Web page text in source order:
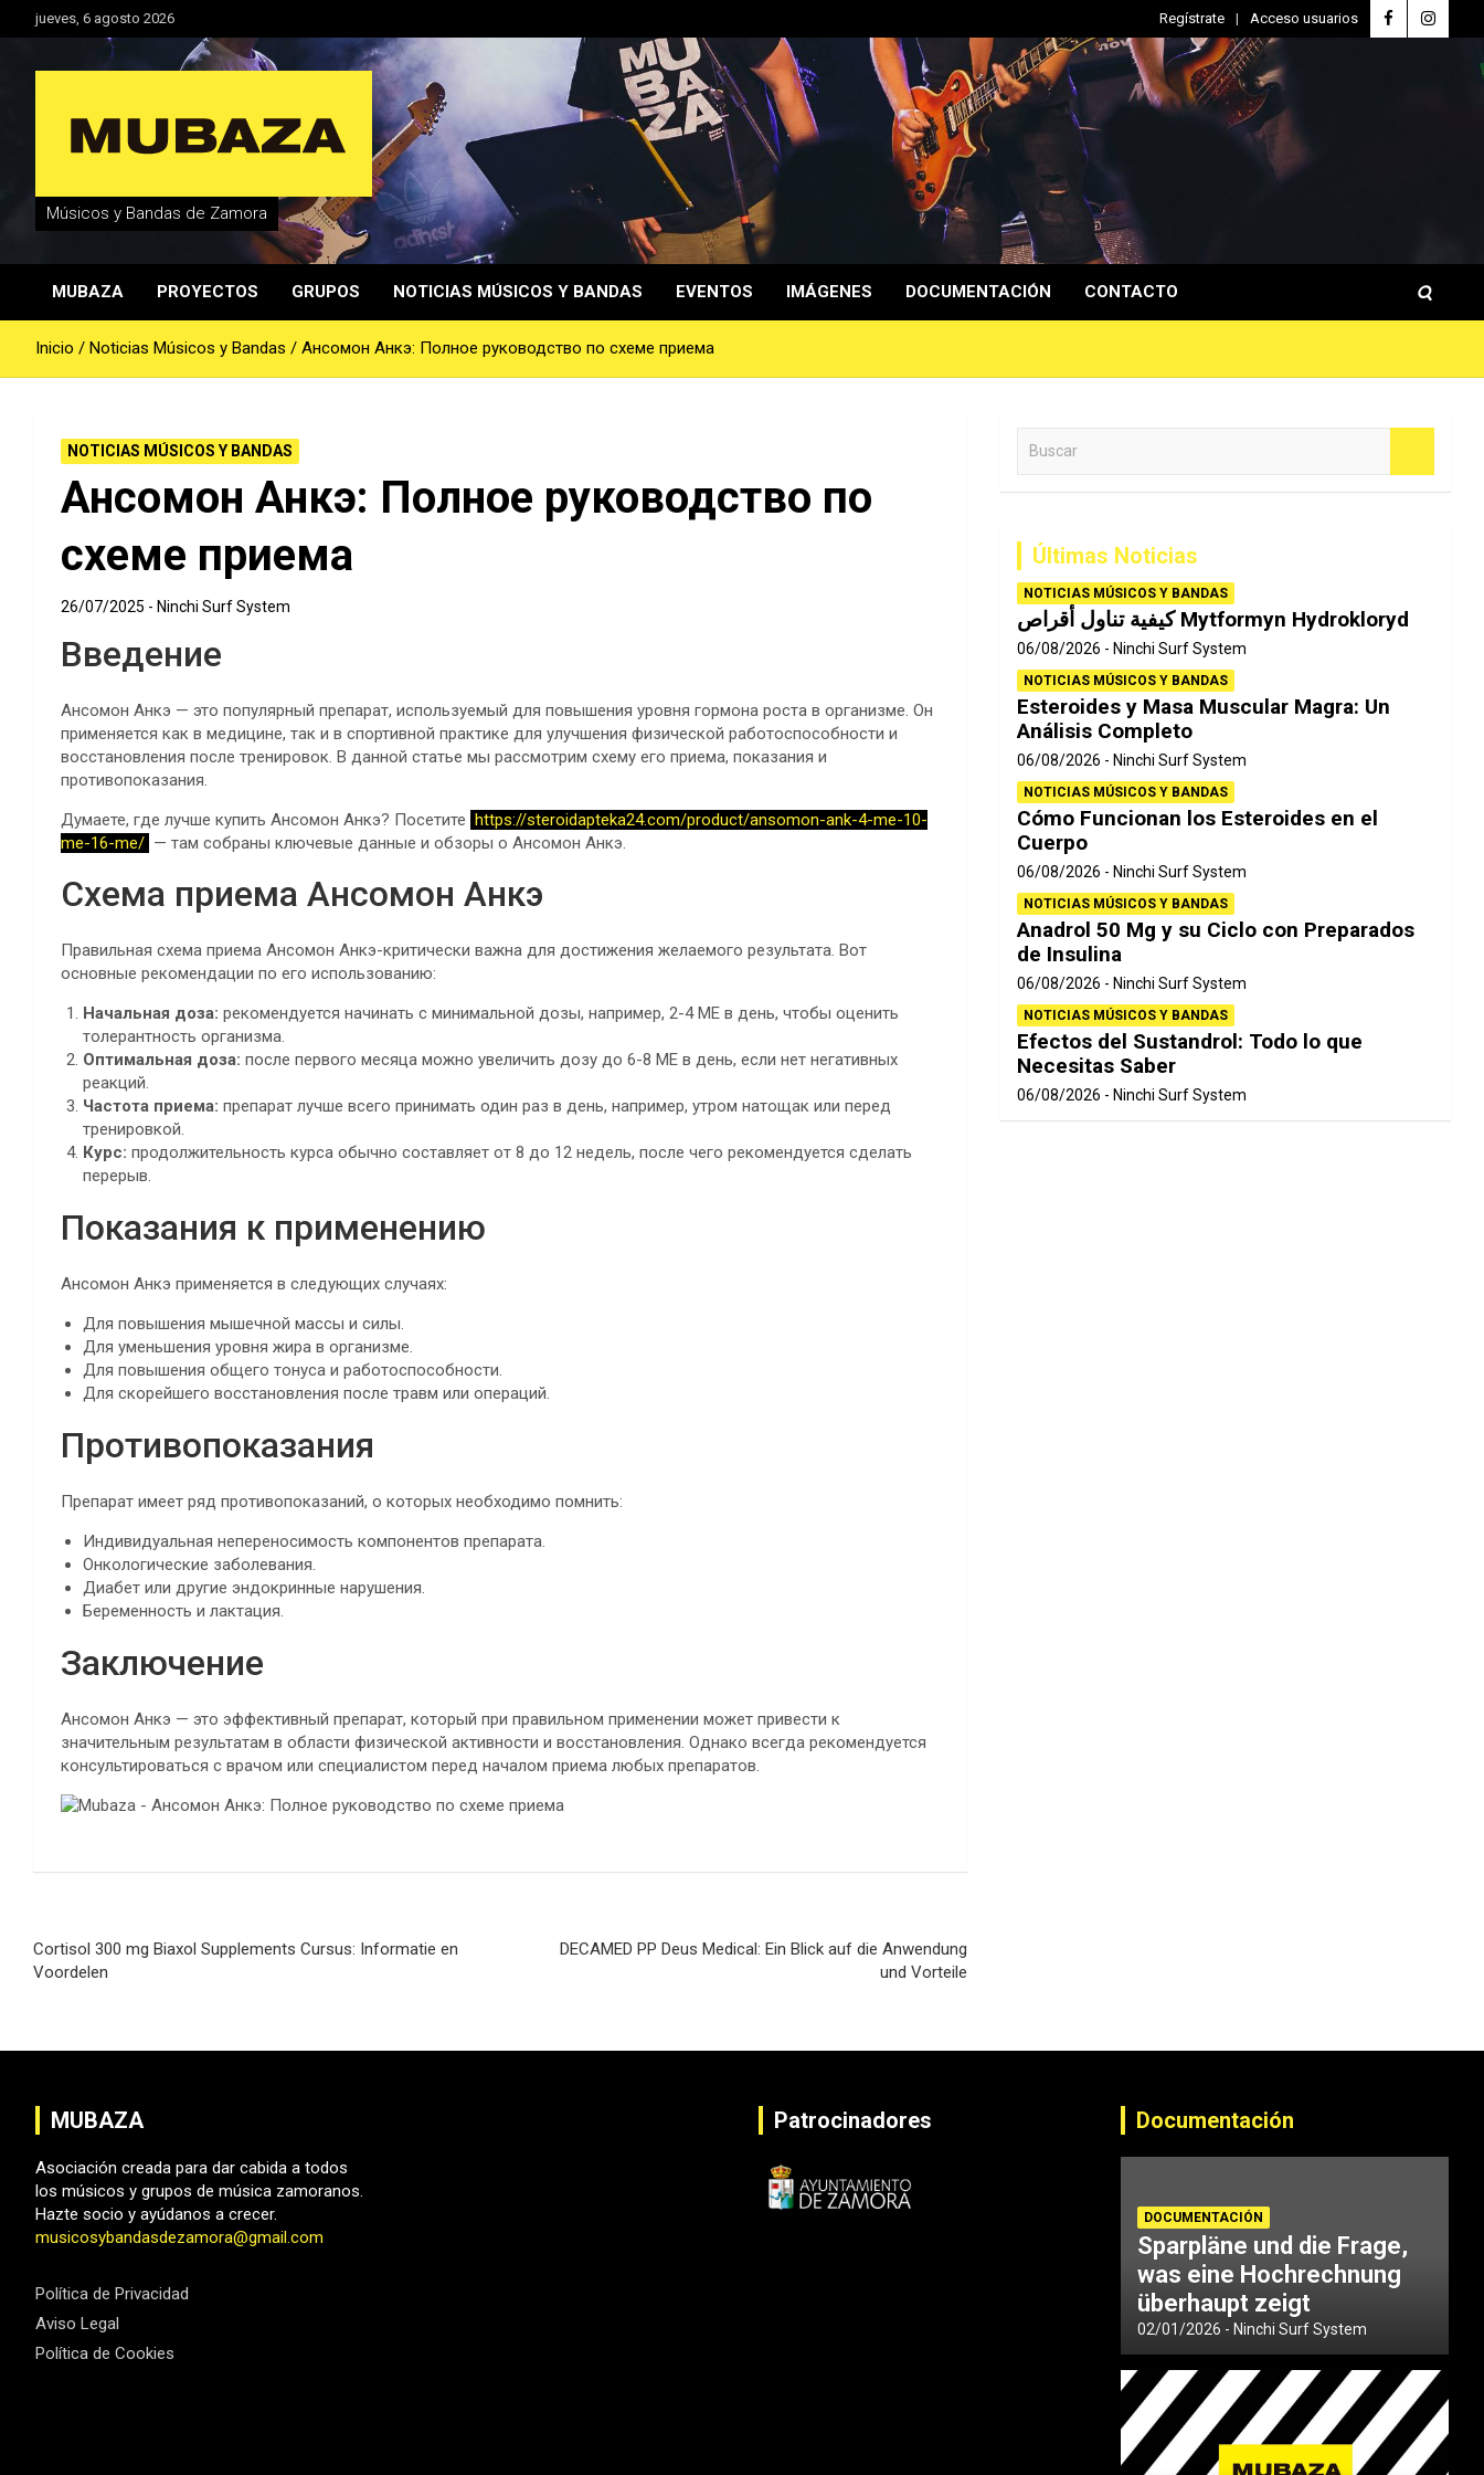
Saltar
al
jueves, 6 agosto 2026 Regístrate Acceso usuarios
Músicos y Bandas de Zamora
MUBAZA PROYECTOS GRUPOS NOTICIAS MÚSICOS Y BANDAS EVENTOS IMÁGENES DOCUMENTACIÓN CONTACTO
Inicio Noticias Músicos y Bandas Ансомон Анкэ: Полное руководство по схеме приема
NOTICIAS MÚSICOS Y BANDAS
Ансомон Анкэ: Полное руководство по
схеме приема
26/07/2025 Ninchi Surf System
Введение
Ансомон Анкэ — это популярный препарат, используемый для повышения уровня гормона роста в организме. Он
применяется как в медицине, так и в спортивной практике для улучшения физической работоспособности и
восстановления после тренировок. В данной статье мы рассмотрим схему его приема, показания и
противопоказания.
Думаете, где лучше купить Ансомон Анкэ? Посетите https://steroidapteka24.com/product/ansomon-ank-4-me-10-
me-16-me/ — там собраны ключевые данные и обзоры о Ансомон Анкэ.
Схема приема Ансомон Анкэ
Правильная схема приема Ансомон Анкэ-критически важна для достижения желаемого результата. Вот
основные рекомендации по его использованию:
Начальная доза: рекомендуется начинать с минимальной дозы, например, 2-4 МЕ в день, чтобы оценить
толерантность организма.
Оптимальная доза: после первого месяца можно увеличить дозу до 6-8 МЕ в день, если нет негативных
реакций.
Частота приема: препарат лучше всего принимать один раз в день, например, утром натощак или перед
тренировкой.
Курс: продолжительность курса обычно составляет от 8 до 12 недель, после чего рекомендуется сделать
перерыв.
Показания к применению
Ансомон Анкэ применяется в следующих случаях:
Для повышения мышечной массы и силы.
Для уменьшения уровня жира в организме.
Для повышения общего тонуса и работоспособности.
Для скорейшего восстановления после травм или операций.
Противопоказания
Препарат имеет ряд противопоказаний, о которых необходимо помнить:
Индивидуальная непереносимость компонентов препарата.
Онкологические заболевания.
Диабет или другие эндокринные нарушения.
Беременность и лактация.
Заключение
Ансомон Анкэ — это эффективный препарат, который при правильном применении может привести к
значительным результатам в области физической активности и восстановления. Однако всегда рекомендуется
консультироваться с врачом или специалистом перед началом приема любых препаратов.
de
Cortisol 300 mg Biaxol Supplements Cursus: Informatie en
Voordelen
DECAMED PP Deus Medical: Ein Blick auf die Anwendung
und Vorteile
Últimas Noticias
NOTICIAS MÚSICOS Y BANDAS
كيفية تناول أقراص Mytformyn Hydrokloryd
06/08/2026 Ninchi Surf System
NOTICIAS MÚSICOS Y BANDAS
Esteroides y Masa Muscular Magra: Un
Análisis Completo
06/08/2026 Ninchi Surf System
NOTICIAS MÚSICOS Y BANDAS
Cómo Funcionan los Esteroides en el
Cuerpo
06/08/2026 Ninchi Surf System
NOTICIAS MÚSICOS Y BANDAS
Anadrol 50 Mg y su Ciclo con Preparados
de Insulina
06/08/2026 Ninchi Surf System
NOTICIAS MÚSICOS Y BANDAS
Efectos del Sustandrol: Todo lo que
Necesitas Saber
06/08/2026 Ninchi Surf System
MUBAZA
Asociación creada para dar cabida a todos
los músicos y grupos de música zamoranos.
Hazte socio y ayúdanos a crecer.
musicosybandasdezamora@gmail.com
Política de Privacidad
Aviso Legal
Política de Cookies
Patrocinadores Documentación
DOCUMENTACIÓN
Sparpläne und die Frage,
was eine Hochrechnung
überhaupt zeigt
02/01/2026 Ninchi Surf System